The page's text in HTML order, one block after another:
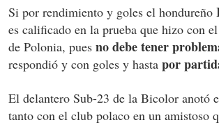
Si por rendimiento y goles el hondureño
es calificado en la prueba que hizo con
de Polonia, pues no debe tener
respondió y con goles y hasta por
El delantero Sub-23 de la Bicolor anotó
tanto con el club polaco en un amistoso